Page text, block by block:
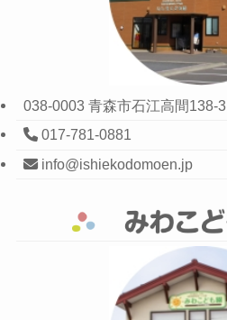
038-0003 青森市石江高間138-3
017-781-0881
info@ishiekodomoen.jp